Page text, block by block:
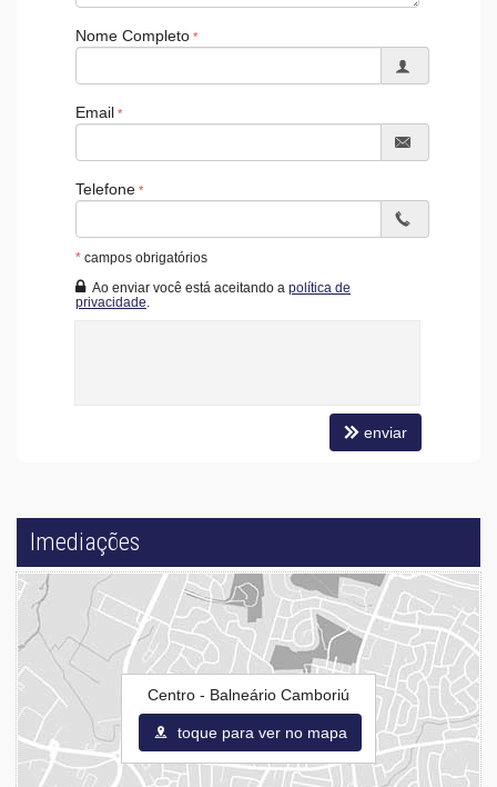
Gás Central
Espaço Zen
Box de Praia
Infra para Veículos Elétricos
Acessibilidade para PNE
Nome Completo
Email
Telefone
* campos obrigatórios
Ao enviar você está aceitando a política de
privacidade
enviar
Imediações
Centro - Balneário Camboriú
toque para ver no mapa